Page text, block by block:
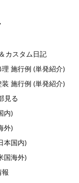
カスタム日記
施行例 (単発紹介)
施行例 (単発紹介)
見る
内)
外)
本国内)
国海外)